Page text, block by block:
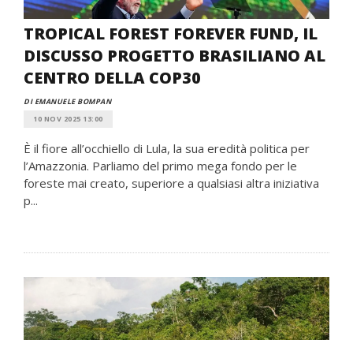
TROPICAL FOREST FOREVER FUND, IL
DISCUSSO PROGETTO BRASILIANO AL
CENTRO DELLA COP30
DI EMANUELE BOMPAN
10 NOV 2025 13:00
È il fiore all’occhiello di Lula, la sua eredità politica per
l’Amazzonia. Parliamo del primo mega fondo per le
foreste mai creato, superiore a qualsiasi altra iniziativa
p...